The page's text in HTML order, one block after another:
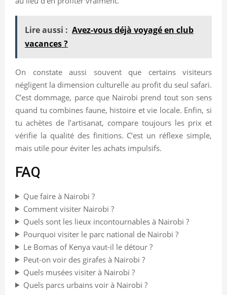
Lire aussi : Avez-vous déjà voyagé en club
vacances ?
On constate aussi souvent que certains visiteurs
négligent la dimension culturelle au profit du seul safari.
C’est dommage, parce que Nairobi prend tout son sens
quand tu combines faune, histoire et vie locale. Enfin, si
tu achètes de l’artisanat, compare toujours les prix et
vérifie la qualité des finitions. C’est un réflexe simple,
mais utile pour éviter les achats impulsifs.
FAQ
Que faire à Nairobi ?
Comment visiter Nairobi ?
Quels sont les lieux incontournables à Nairobi ?
Pourquoi visiter le parc national de Nairobi ?
Le Bomas of Kenya vaut-il le détour ?
Peut-on voir des girafes à Nairobi ?
Quels musées visiter à Nairobi ?
Quels parcs urbains voir à Nairobi ?